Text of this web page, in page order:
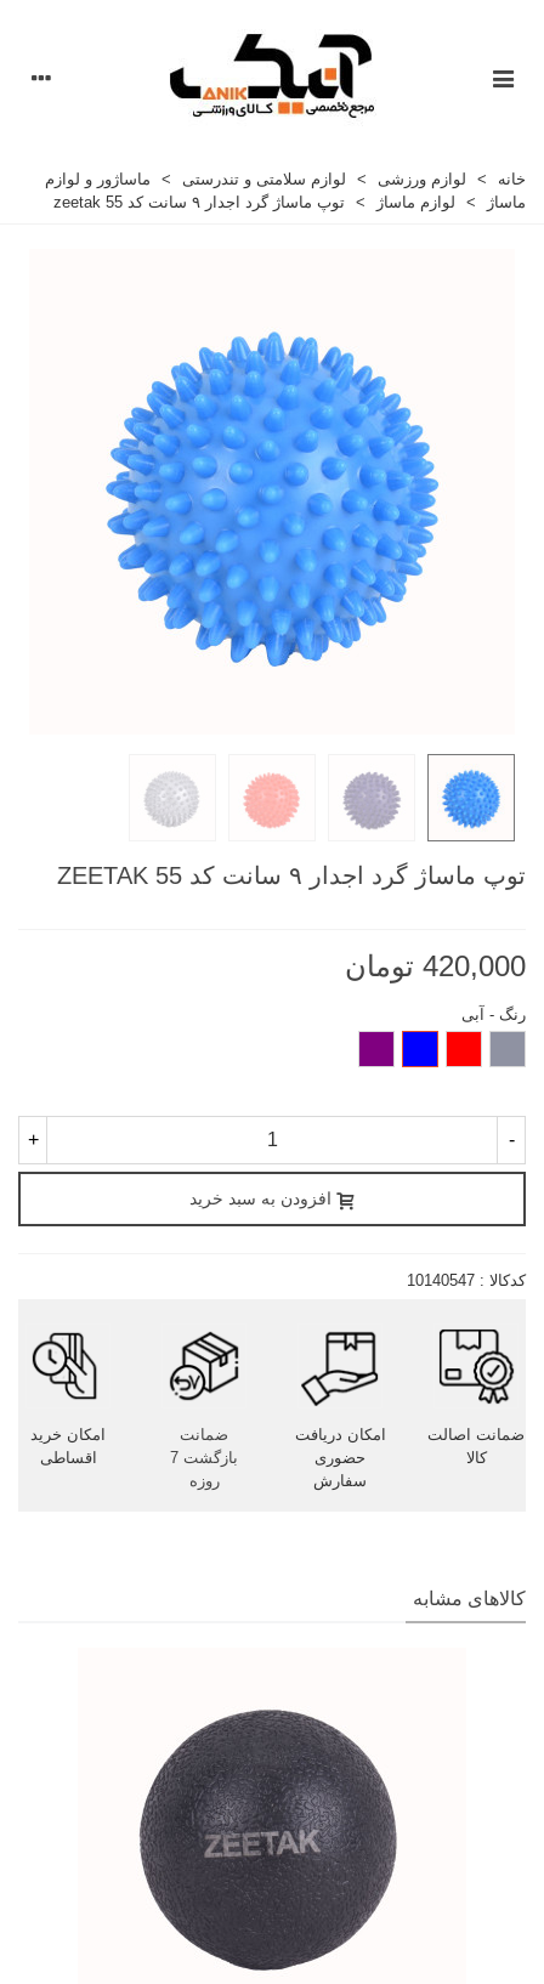
خانه > لوازم ورزشی > لوازم سلامتی و تندرستی >
ماساژور و لوازم
ماساژ
> لوازم ماساژ > توپ ماساژ گرد اجدار ۹ سانت کد 55 zeetak
توپ ماساژ گرد اجدار ۹ سانت کد 55 ZEETAK
420,000 تومان
رنگ - آبی
-
+
افزودن به سبد خرید
کدکالا : 10140547
ضمانت اصالت
کالا
امکان دریافت
حضوری
سفارش
ضمانت
بازگشت 7
روزه
امکان خرید
اقساطی
کالاهای مشابه